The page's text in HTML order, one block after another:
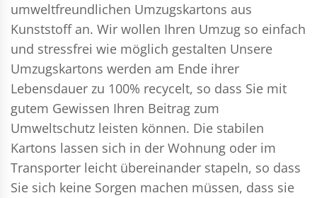
umweltfreundlichen Umzugskartons aus
Kunststoff an. Wir wollen Ihren Umzug so einfach
und stressfrei wie möglich gestalten Unsere
Umzugskartons werden am Ende ihrer
Lebensdauer zu 100% recycelt, so dass Sie mit
gutem Gewissen Ihren Beitrag zum
Umweltschutz leisten können. Die stabilen
Kartons lassen sich in der Wohnung oder im
Transporter leicht übereinander stapeln, so dass
Sie sich keine Sorgen machen müssen, dass sie